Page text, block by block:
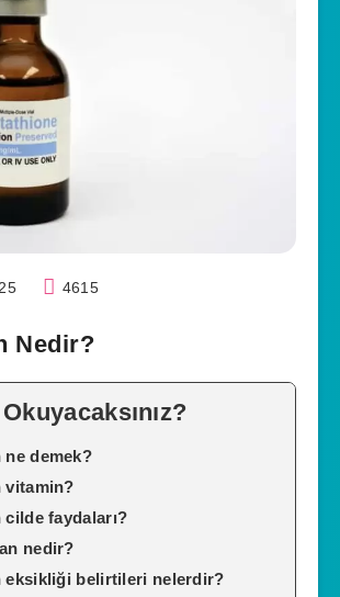
4615
Nedir?
demek?
vitamin?
faydaları?
nedir?
eksikliği belirtileri nelerdir?